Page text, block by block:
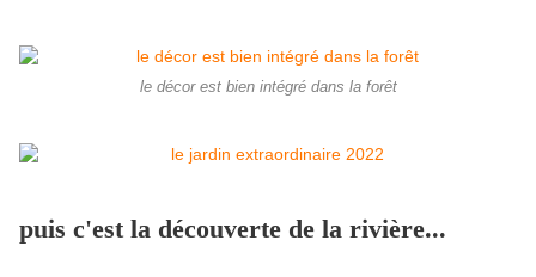
le décor est bien intégré dans la forêt
puis c'est la découverte de la rivière...